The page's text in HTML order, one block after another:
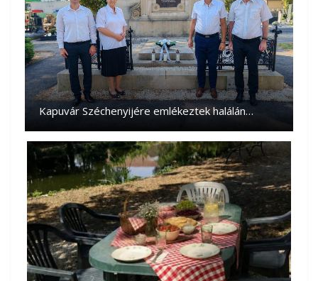
Kapuvár Széchenyijére emlékeztek halálán…